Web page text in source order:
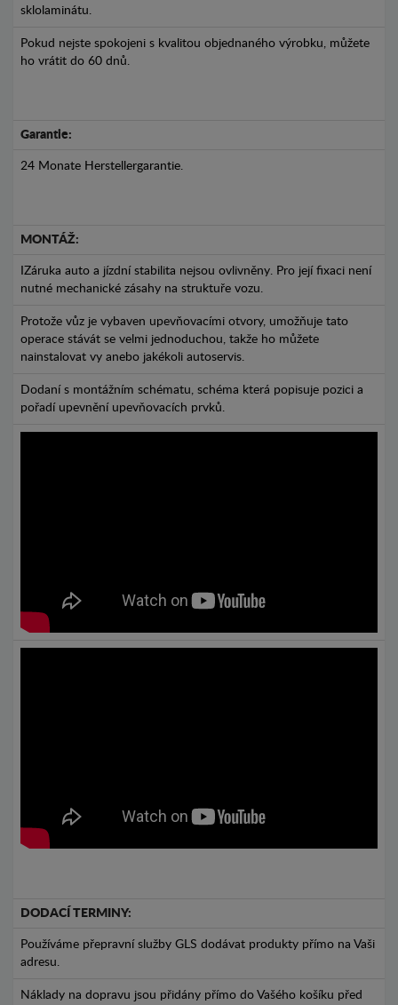
sklolaminátu.
Pokud nejste spokojeni s kvalitou objednaného výrobku, můžete
ho vrátit do 60 dnů.
Garantie:
24 Monate Herstellergarantie.
MONTÁŽ:
IZáruka auto a jízdní stabilita nejsou ovlivněny. Pro její fixaci není
nutné mechanické zásahy na struktuře vozu.
Protože vůz je vybaven upevňovacími otvory, umožňuje tato
operace stávát se velmi jednoduchou, takže ho můžete
nainstalovat vy anebo jakékoli autoservis.
Dodaní s montážním schématu, schéma která popisuje pozici a
pořadí upevnění upevňovacích prvků.
DODACÍ TERMINY:
Používáme přepravní služby GLS dodávat produkty přímo na Vaši
adresu.
Náklady na dopravu jsou přidány přímo do Vašého košíku před